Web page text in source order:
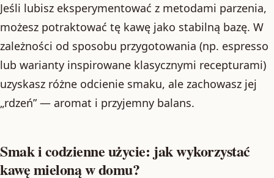
Jeśli lubisz eksperymentować z metodami parzenia,
możesz potraktować tę kawę jako stabilną bazę. W
zależności od sposobu przygotowania (np. espresso
lub warianty inspirowane klasycznymi recepturami)
uzyskasz różne odcienie smaku, ale zachowasz jej
„rdzeń” — aromat i przyjemny balans.
Smak i codzienne użycie: jak wykorzystać
kawę mieloną w domu?